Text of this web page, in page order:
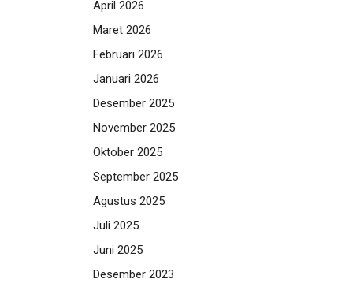
April 2026
Maret 2026
Februari 2026
Januari 2026
Desember 2025
November 2025
Oktober 2025
September 2025
Agustus 2025
Juli 2025
Juni 2025
Desember 2023